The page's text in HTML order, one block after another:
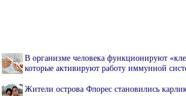
В организме человека функционируют
которые активируют работу иммунной
Жители острова Флорес становились